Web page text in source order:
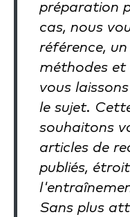
préparation
cas, nous
référence,
méthodes et
vous
le sujet.
souhaitons
articles de
publiés,
Sans plus